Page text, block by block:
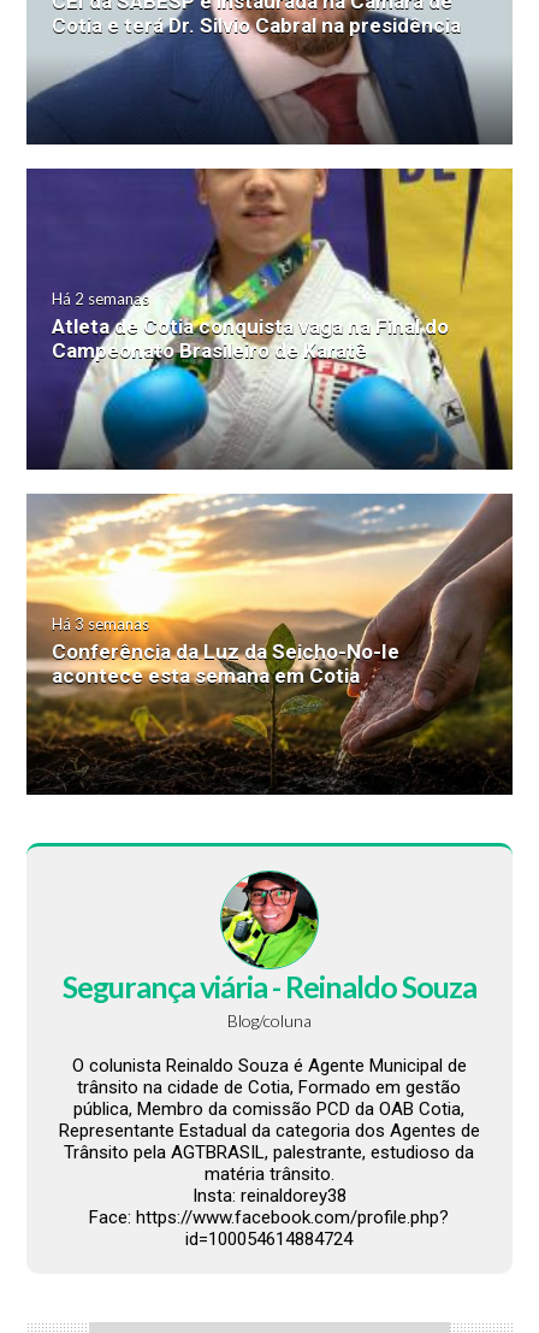
Cotia e terá Dr. Silvio Cabral na presidência
Há 2 semanas
Atleta de Cotia conquista vaga na Final do
Campeonato Brasileiro de Karatê
Há 3 semanas
Conferência da Luz da Seicho-No-Ie
acontece esta semana em Cotia
Segurança viária - Reinaldo Souza
Blog/coluna
O colunista Reinaldo Souza é Agente Municipal de
trânsito na cidade de Cotia, Formado em gestão
pública, Membro da comissão PCD da OAB Cotia,
Representante Estadual da categoria dos Agentes de
Trânsito pela AGTBRASIL, palestrante, estudioso da
matéria trânsito.
Insta: reinaldorey38
Face: https://www.facebook.com/profile.php?
id=100054614884724